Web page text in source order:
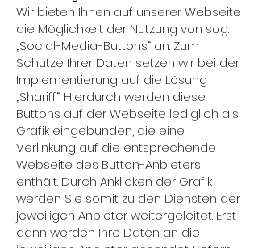
Wir bieten Ihnen auf unserer Webseite
die Möglichkeit der Nutzung von sog.
„Social-Media-Buttons“ an. Zum
Schutze Ihrer Daten setzen wir bei der
Implementierung auf die Lösung
„Shariff“. Hierdurch werden diese
Buttons auf der Webseite lediglich als
Grafik eingebunden, die eine
Verlinkung auf die entsprechende
Webseite des Button-Anbieters
enthält. Durch Anklicken der Grafik
werden Sie somit zu den Diensten der
jeweiligen Anbieter weitergeleitet. Erst
dann werden Ihre Daten an die